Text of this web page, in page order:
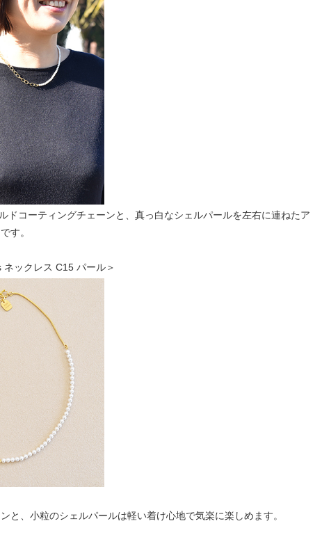
ドコーティングチェーンと、真っ白なシェルパールを左右に連ねたア
す。
ックレス C15 パール＞
と、小粒のシェルパールは軽い着け心地で気楽に楽しめます。